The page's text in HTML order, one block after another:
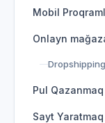
Mobil
Onlayn
Dropshipping
Pul Qazanmaq
Sayt Yaratmaq